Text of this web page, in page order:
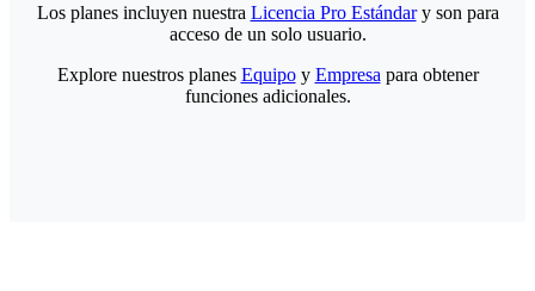
Los planes incluyen nuestra Licencia Pro Estándary son para
acceso de un solo usuario.
Explore nuestros planes Equipoy Empresa para obtener
funciones adicionales.